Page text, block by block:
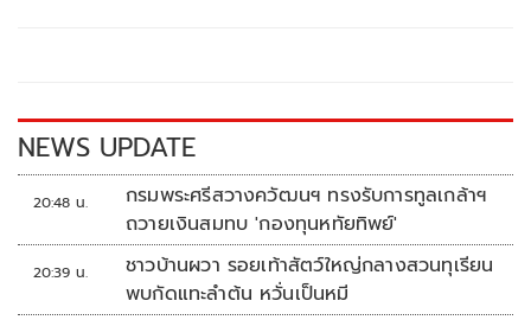
k k
NEWS UPDATE
20:48 น.
กรมพระศรีสวางควัฒนฯ ทรงรับการทูลเกล้าฯ
ถวายเงินสมทบ 'กองทุนหทัยทิพย์'
20:39 น.
ชาวบ้านผวา รอยเท้าสัตว์ใหญ่กลางสวนทุเรียน
พบกัดแทะลำต้น หวั่นเป็นหมี